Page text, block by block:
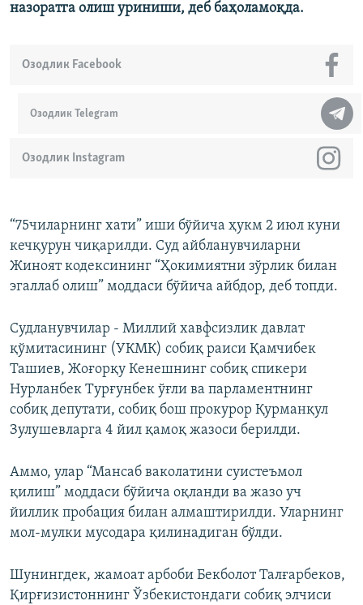
назоратга олиш уриниши, деб баҳоламоқда.
Озодлик Telegram
Озодлик Instagram
Озодлик Facebook
“75чиларнинг хати” иши бўйича ҳукм 2 июл куни
кечқурун чиқарилди. Суд айбланувчиларни
Жиноят кодексининг “Ҳокимиятни зўрлик билан
эгаллаб олиш” моддаси бўйича айбдор, деб топди.
Судланувчилар - Миллий хавфсизлик давлат
қўмитасининг (УКМК) собиқ раиси Қамчибек
Ташиев, Жоғорқу Кенешнинг собиқ спикери
Нурланбек Турғунбек ўғли ва парламентнинг
собиқ депутати, собиқ бош прокурор Қурманқул
Зулушевларга 4 йил қамоқ жазоси берилди.
Аммо, улар “Мансаб ваколатини суистеъмол
қилиш” моддаси бўйича оқланди ва жазо уч
йиллик пробация билан алмаштирилди. Уларнинг
мол-мулки мусодара қилинадиган бўлди.
Шунингдек, жамоат арбоби Бекболот Талғарбеков,
Қирғизистоннинг Ўзбекистондаги собиқ элчиси